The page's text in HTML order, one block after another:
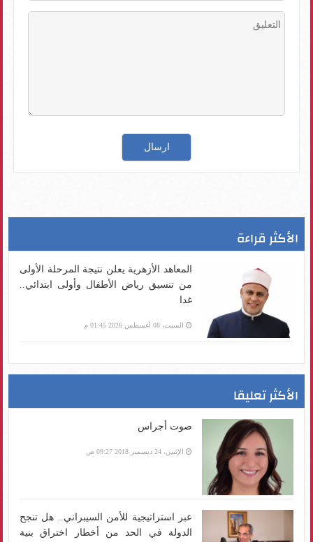
الأكثر قراءة
المعاهد الأزهرية يعلن نتيجة المرحلة الأولى
من تنسيق رياض الأطفال وأولى ابتدائي..
غدا
السبت، 08 أغسطس 2026 01:45 م
الأكثر تعليقا
صوت أجراس
الإثنين، 24 ديسمبر 2018 09:27 ص
عبر استراتيجية للأمن السيبراني.. هل تنجح
الدولة في الحد من أخطار اختراق بنية